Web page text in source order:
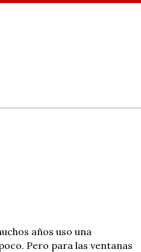
años uso una
Pero para las ventanas